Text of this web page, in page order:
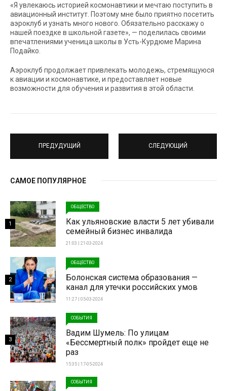
«Я увлекаюсь историей космонавтики и мечтаю поступить в
авиационный институт. Поэтому мне было приятно посетить
аэроклуб и узнать много нового. Обязательно расскажу о
нашей поездке в школьной газете», — поделилась своими
впечатлениями ученица школы в Усть-Курдюме Марина
Подайко.
Аэроклуб продолжает привлекать молодежь, стремящуюся
к авиации и космонавтике, и предоставляет новые
возможности для обучения и развития в этой области.
ПРЕДУДУЩИЙ СЛЕДУЮЩИЙ
САМОЕ ПОПУЛЯРНОЕ
ОБЩЕСТВО
Как ульяновские власти 5 лет убивали
семейный бизнес инвалида
21:03 | 21-03-2024
1
ОБЩЕСТВО
Болонская система образования —
канал для утечки российских умов
11:27 | 05-03-2024
2
СОБЫТИЯ
Вадим Шумель: По улицам
«Бессмертный полк» пройдет еще не
раз
15:35 | 17-05-2024
3
СОБЫТИЯ